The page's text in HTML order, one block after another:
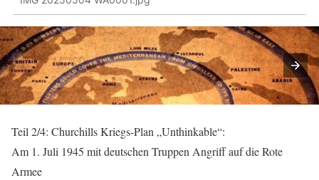
Teil 2/4: Churchills Kriegs-Plan „Unthinkable“:
Am 1. Juli 1945 mit deutschen Truppen Angriff auf die Rote
Armee